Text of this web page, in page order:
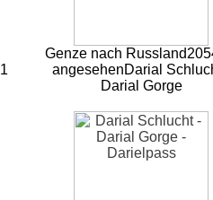
1
Genze nach Russland
angesehenDarial
Darial Gorge